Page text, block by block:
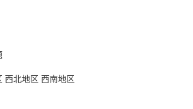
西北地区 西南地区